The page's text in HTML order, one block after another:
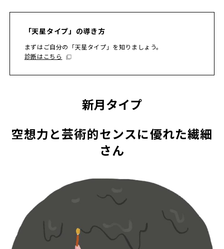
「天星タイプ」の導き方
まずはご自分の「天星タイプ」を知りましょう。
診断はこちら
新月タイプ
空想力と芸術的センスに優れた繊細
さん